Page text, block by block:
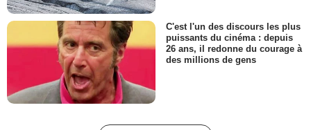
C'est l'un des discours les plus
puissants du cinéma : depuis
26 ans, il redonne du courage à
des millions de gens